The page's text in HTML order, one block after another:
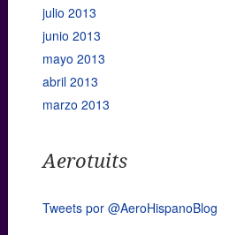
julio 2013
junio 2013
mayo 2013
abril 2013
marzo 2013
Aerotuits
Tweets por @AeroHispanoBlog